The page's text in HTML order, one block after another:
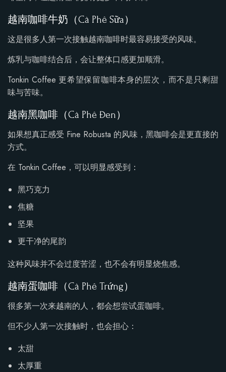
越南咖啡牛奶（Cà Phê Sữa）
这是很多人第一次接触越南咖啡时最容易接受的风味。
炼乳与咖啡结合后，会让整体口感更加顺滑。
Tonkin Coffee 更希望保留咖啡本身的层次，而不是只剩甜
味与苦味。
越南黑咖啡（Cà Phê Đen）
如果想真正感受 Fine Robusta 的风味，黑咖啡会是更直接的
方式。
在 Tonkin Coffee，可以明显感受到：
黑巧克力
焦糖
坚果
更干净的尾韵
这种风味并不会过度苦涩，也不会有明显烧焦感。
越南蛋咖啡（Cà Phê Trứng）
很多第一次来越南的人，都会想尝试蛋咖啡。
但不少人第一次接触时，也会担心：
太甜
太厚重